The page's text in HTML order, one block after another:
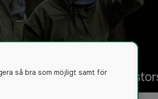
så bra som möjligt samt för